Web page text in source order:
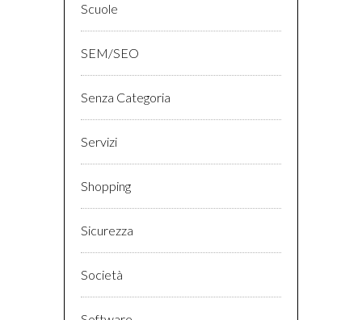
Scuole
SEM/SEO
Senza Categoria
Servizi
Shopping
Sicurezza
Società